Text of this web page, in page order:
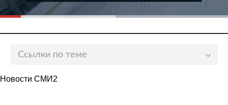
Ссылки по теме
соревнованиях
Новости СМИ2